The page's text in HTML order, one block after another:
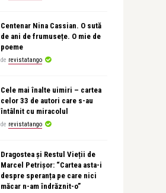
Centenar Nina Cassian. O sută
de ani de frumusețe. O mie de
poeme
de revistatango
Cele mai înalte uimiri – cartea
celor 33 de autori care s-au
întâlnit cu miracolul
de revistatango
Dragostea și Restul Vieții de
Marcel Petrișor: “Cartea asta-i
despre speranța pe care nici
măcar n-am îndrăznit-o”